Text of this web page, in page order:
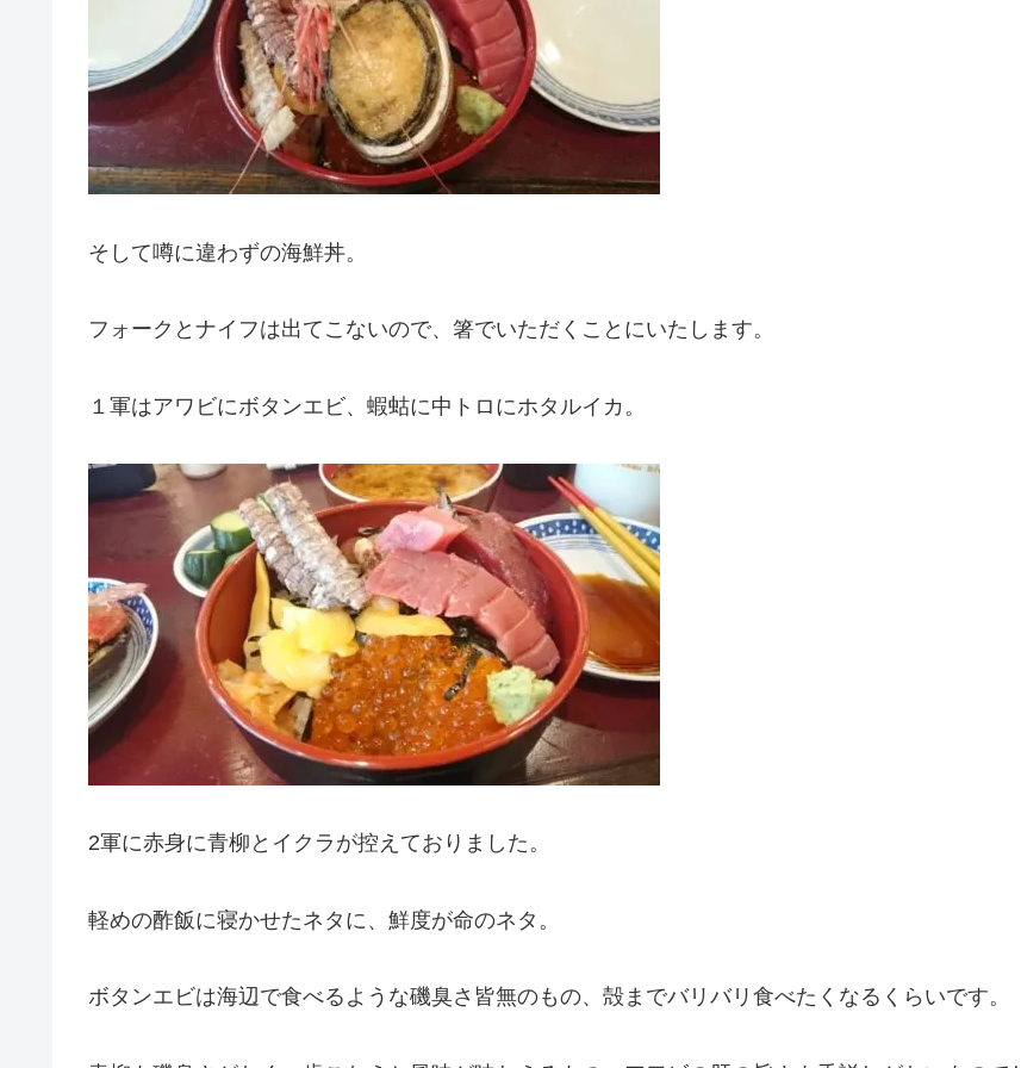
そして噂に違わずの海鮮丼。
フォークとナイフは出てこないので、箸でいただくことにいたします。
１軍はアワビにボタンエビ、蝦蛄に中トロにホタルイカ。
2軍に赤身に青柳とイクラが控えておりました。
軽めの酢飯に寝かせたネタに、鮮度が命のネタ。
ボタンエビは海辺で食べるような磯臭さ皆無のもの、殻までバリバリ食べたくなるくらいです。